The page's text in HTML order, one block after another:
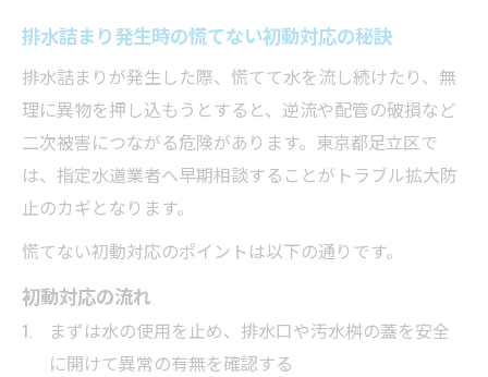
排水詰まり発生時の慌てない初動対応の秘訣
排水詰まりが発生した際、慌てて水を流し続けたり、無
理に異物を押し込もうとすると、逆流や配管の破損など
二次被害につながる危険があります。東京都足立区で
は、指定水道業者へ早期相談することがトラブル拡大防
止のカギとなります。
慌てない初動対応のポイントは以下の通りです。
初動対応の流れ
まずは水の使用を止め、排水口や汚水桝の蓋を安全
に開けて異常の有無を確認する